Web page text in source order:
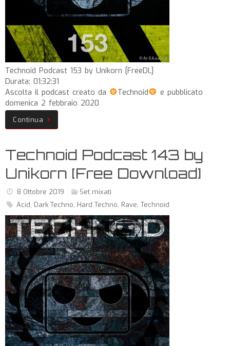
Technoid Podcast 153 by Unikorn [FreeDL]
Durata: 01:32:31
Ascolta il podcast creato da
Technoid
e pubblicato
domenica 2 febbraio 2020
Continua
Technoid Podcast 143 by
Unikorn [Free Download]
8 Ottobre 2019
Set mixati
Acid, Dark Techno, Hard Techno, Rave, Technoid